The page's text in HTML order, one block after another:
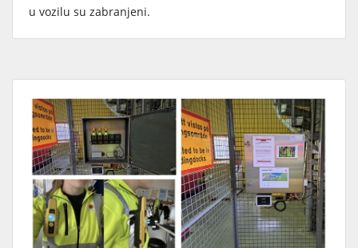
u vozilu su zabranjeni.